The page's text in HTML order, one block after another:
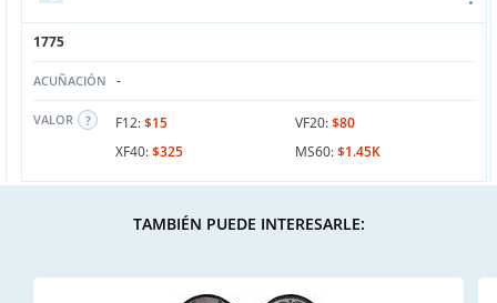
1775
ACUÑACIÓN -
VALOR F12:$15 VF20:$80
XF40:$325 MS60:$1.45K
TAMBIÉN PUEDE INTERESARLE: